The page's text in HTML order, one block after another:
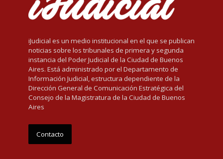
iJudicial es un medio institucional en el que se publican
noticias sobre los tribunales de primera y segunda
instancia del Poder Judicial de la Ciudad de Buenos
Aires. Está administrado por el Departamento de
Información Judicial, estructura dependiente de la
Dirección General de Comunicación Estratégica del
Consejo de la Magistratura de la Ciudad de Buenos
Aires
Contacto